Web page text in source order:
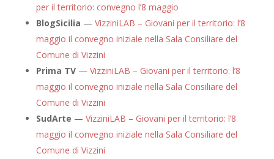
per il territorio: convegno l’8 maggio
BlogSicilia — VizziniLAB – Giovani per il territorio: l’8
maggio il convegno iniziale nella Sala Consiliare del
Comune di Vizzini
Prima TV— VizziniLAB – Giovani per il territorio: l’8
maggio il convegno iniziale nella Sala Consiliare del
Comune di Vizzini
SudArte — VizziniLAB – Giovani per il territorio: l’8
maggio il convegno iniziale nella Sala Consiliare del
Comune di Vizzini